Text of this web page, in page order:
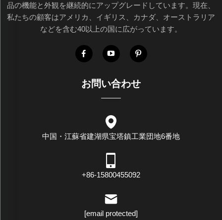
品の機能と外観を継続的にアップグレードしています。現在、
私たちの顧客はアメリカ、イギリス、カナダ、オーストラリア
などを含む40以上の国に広がっています。
お問い合わせ
中国・江蘇省建湖県宝塔鎮工業団地6番地
+86-15800455092
[email protected]